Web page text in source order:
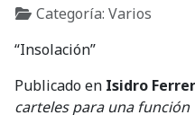
Detalles
Categoría: Varios
“Insolación”
Publicado en Isidro Ferrer
carteles para una función